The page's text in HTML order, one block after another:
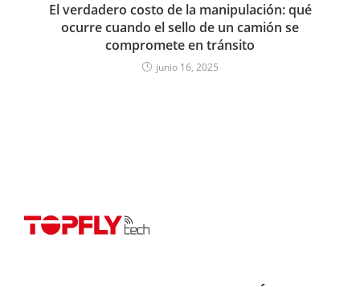
El verdadero costo de la manipulación: qué
ocurre cuando el sello de un camión se
compromete en tránsito
junio 16, 2025